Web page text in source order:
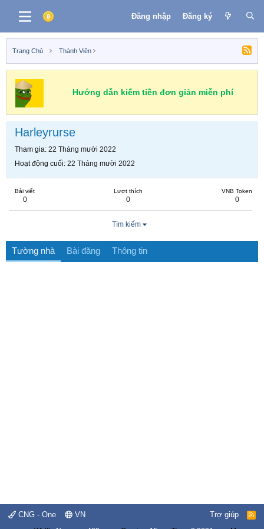
Đăng nhập Đăng ký
Trang Chủ Thành Viên
Hướng dẫn kiếm tiền đơn giản miễn phí
Harleyrurse
Tham gia 22 Tháng mười 2022
Hoạt động cuối 22 Tháng mười 2022
Bài viết
0
Lượt thích
0
VNB Token
0
Tìm kiếm
Tường nhà Bài đăng Thông tin
CNG - One VN Trợ giúp
R